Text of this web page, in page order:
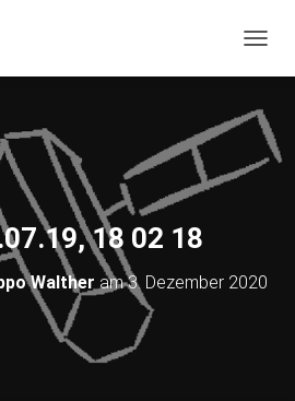
18 02 18
Walther am3. Dezember 2020